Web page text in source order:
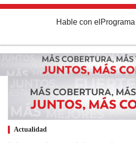
Hable con el Programa
Actualidad